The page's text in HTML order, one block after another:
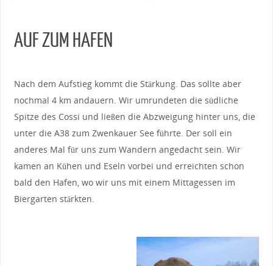
AUF ZUM HAFEN
Nach dem Aufstieg kommt die Stärkung. Das sollte aber
nochmal 4 km andauern. Wir umrundeten die südliche
Spitze des Cossi und ließen die Abzweigung hinter uns, die
unter die A38 zum Zwenkauer See führte. Der soll ein
anderes Mal für uns zum Wandern angedacht sein. Wir
kamen an Kühen und Eseln vorbei und erreichten schon
bald den Hafen, wo wir uns mit einem Mittagessen im
Biergarten stärkten.